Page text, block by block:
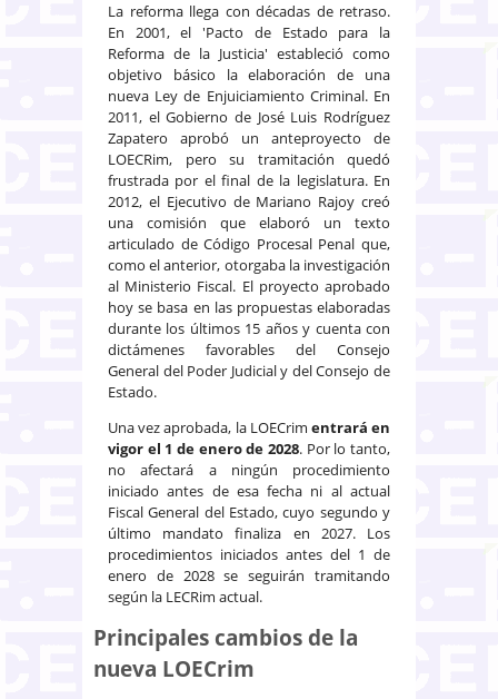
La reforma llega con décadas de retraso.
En 2001, el 'Pacto de Estado para la
Reforma de la Justicia' estableció como
objetivo básico la elaboración de una
nueva Ley de Enjuiciamiento Criminal. En
2011, el Gobierno de José Luis Rodríguez
Zapatero aprobó un anteproyecto de
LOECRim, pero su tramitación quedó
frustrada por el final de la legislatura. En
2012, el Ejecutivo de Mariano Rajoy creó
una comisión que elaboró un texto
articulado de Código Procesal Penal que,
como el anterior, otorgaba la investigación
al Ministerio Fiscal. El proyecto aprobado
hoy se basa en las propuestas elaboradas
durante los últimos 15 años y cuenta con
dictámenes favorables del Consejo
General del Poder Judicial y del Consejo de
Estado.
Una vez aprobada, la LOECrim entrará en
vigor el 1 de enero de 2028. Por lo tanto,
no afectará a ningún procedimiento
iniciado antes de esa fecha ni al actual
Fiscal General del Estado, cuyo segundo y
último mandato finaliza en 2027. Los
procedimientos iniciados antes del 1 de
enero de 2028 se seguirán tramitando
según la LECRim actual.
Principales cambios de la
nueva LOECrim